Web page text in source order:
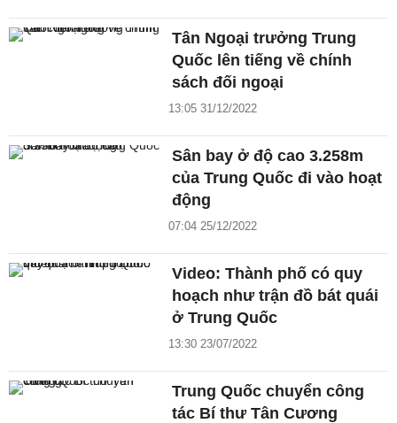
Tân Ngoại trưởng Trung
Quốc lên tiếng về chính
sách đối ngoại
13:05 31/12/2022
Sân bay ở độ cao 3.258m
của Trung Quốc đi vào hoạt
động
07:04 25/12/2022
Video: Thành phố có quy
hoạch như trận đồ bát quái
ở Trung Quốc
13:30 23/07/2022
Trung Quốc chuyển công
tác Bí thư Tân Cương